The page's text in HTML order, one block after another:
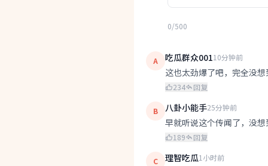
0/500
A 吃瓜群众00110分钟前
这也太劲爆了吧，完全没想
234 回复
B 八卦小能手25分钟前
早就听说这个传闻了，没想
189 回复
C 理智吃瓜1小时前